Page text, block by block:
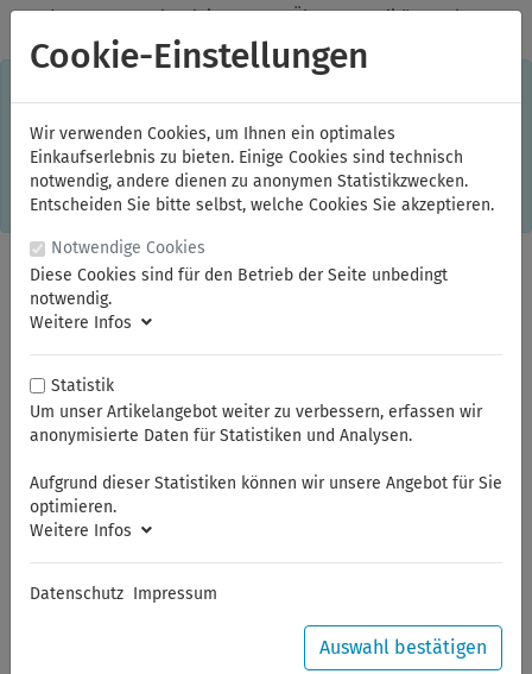
✓Jeden Monat starke Aktionen ✓Über 20 Qualitätsmarken ✓
Kostenlose Lieferung im Inland ab 150,00 Euro Bruttowarenwert
Einkaufserlebnis. Dabei werden beispielsweise die Session-
Informationen oder die Spracheinstellung auf Ihrem Rechner
gespeichert. Ohne Cookies ist der Funktionsumfang des
Online-Shops eingeschränkt. Sind Sie damit nicht
einverstanden, klicken Sie bitte hier.
Schwere Schlag- und Zugringschlüssel
Sommerferien
zwischen 28.07.2026 und 21.08.2026 machen auch wir
Cookie-Einstellungen
Wir verwenden Cookies, um Ihnen ein optimales
Einkaufserlebnis zu bieten. Einige Cookies sind technisch
notwendig, andere dienen zu anonymen Statistikzwecken.
Entscheiden Sie bitte selbst, welche Cookies Sie akzeptieren.
Notwendige Cookies
Diese Cookies sind für den Betrieb der Seite unbedingt
notwendig.
Weitere Infos
Statistik
Um unser Artikelangebot weiter zu verbessern, erfassen wir
anonymisierte Daten für Statistiken und Analysen.
Aufgrund dieser Statistiken können wir unsere Angebot für Sie
optimieren.
Weitere Infos
Datenschutz Impressum
Auswahl bestätigen